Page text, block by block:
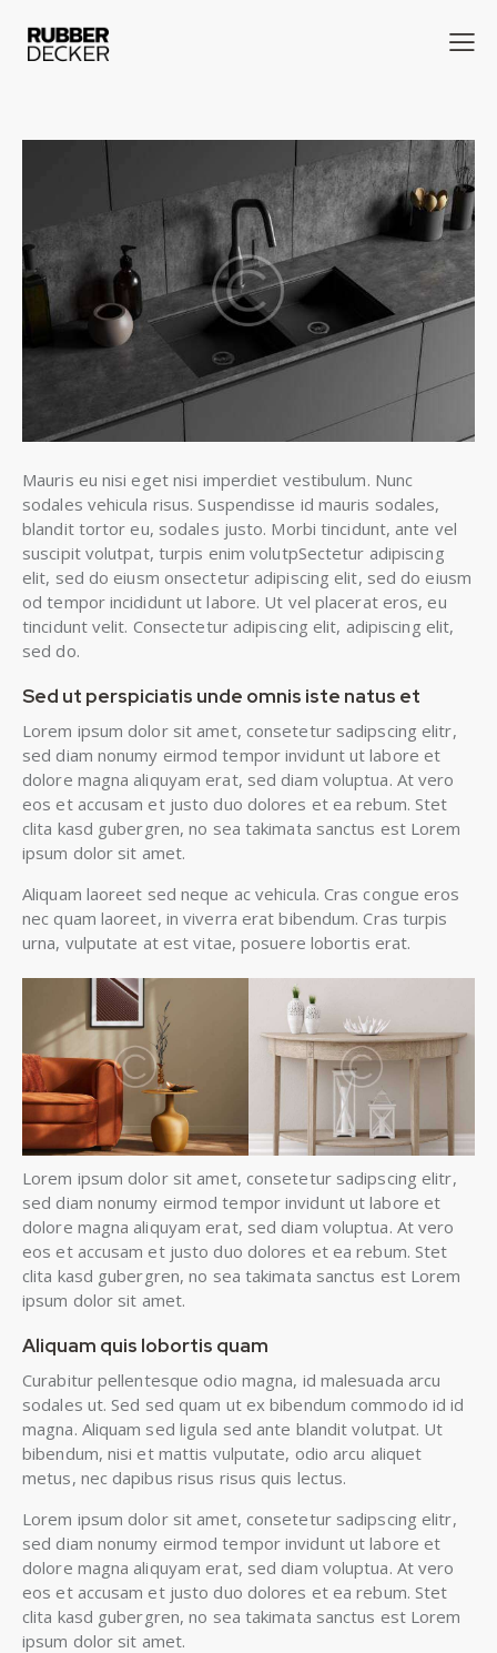
Mauris eu nisi eget nisi imperdiet vestibulum. Nunc
sodales vehicula risus. Suspendisse id mauris sodales,
blandit tortor eu, sodales justo. Morbi tincidunt, ante vel
suscipit volutpat, turpis enim volutpSectetur adipiscing
elit, sed do eiusm onsectetur adipiscing elit, sed do eiusm
od tempor incididunt ut labore. Ut vel placerat eros, eu
tincidunt velit. Consectetur adipiscing elit, adipiscing elit,
sed do.
Sed ut perspiciatis unde omnis iste natus et
Lorem ipsum dolor sit amet, consetetur sadipscing elitr,
sed diam nonumy eirmod tempor invidunt ut labore et
dolore magna aliquyam erat, sed diam voluptua. At vero
eos et accusam et justo duo dolores et ea rebum. Stet
clita kasd gubergren, no sea takimata sanctus est Lorem
ipsum dolor sit amet.
Aliquam laoreet sed neque ac vehicula. Cras congue eros
nec quam laoreet, in viverra erat bibendum. Cras turpis
urna, vulputate at est vitae, posuere lobortis erat.
Lorem ipsum dolor sit amet, consetetur sadipscing elitr,
sed diam nonumy eirmod tempor invidunt ut labore et
dolore magna aliquyam erat, sed diam voluptua. At vero
eos et accusam et justo duo dolores et ea rebum. Stet
clita kasd gubergren, no sea takimata sanctus est Lorem
ipsum dolor sit amet.
Aliquam quis lobortis quam
Curabitur pellentesque odio magna, id malesuada arcu
sodales ut. Sed sed quam ut ex bibendum commodo id id
magna. Aliquam sed ligula sed ante blandit volutpat. Ut
bibendum, nisi et mattis vulputate, odio arcu aliquet
metus, nec dapibus risus risus quis lectus.
Lorem ipsum dolor sit amet, consetetur sadipscing elitr,
sed diam nonumy eirmod tempor invidunt ut labore et
dolore magna aliquyam erat, sed diam voluptua. At vero
eos et accusam et justo duo dolores et ea rebum. Stet
clita kasd gubergren, no sea takimata sanctus est Lorem
ipsum dolor sit amet.